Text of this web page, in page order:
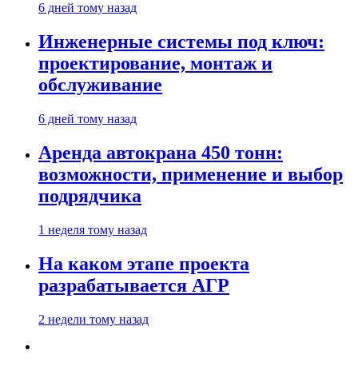
6 дней тому назад
Инженерные системы под ключ:
проектирование, монтаж и
обслуживание
6 дней тому назад
Аренда автокрана 450 тонн:
возможности, применение и выбор
подрядчика
1 неделя тому назад
На каком этапе проекта
разрабатывается АГР
2 недели тому назад